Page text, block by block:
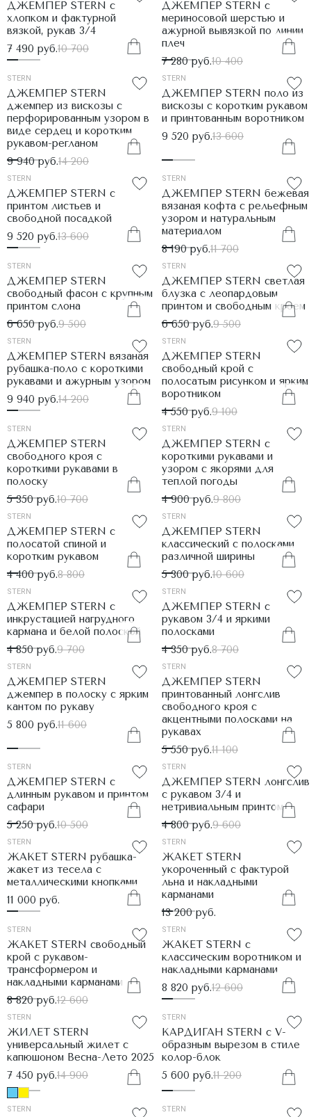
ДЖЕМПЕР STERN с
хлопком и фактурной
вязкой, рукав 3/4
7 490 руб.10 700
ДЖЕМПЕР STERN с
мериносовой шерстью и
ажурной вывязкой по линии
плеч
7 280 руб.10 400
STERN
ДЖЕМПЕР STERN
джемпер из вискозы с
перфорированным узором в
виде сердец и коротким
рукавом-регланом
9 940 руб.14 200
STERN
ДЖЕМПЕР STERN поло из
вискозы с коротким рукавом
и принтованным воротником
9 520 руб.13 600
STERN
ДЖЕМПЕР STERN с
принтом листьев и
свободной посадкой
9 520 руб.13 600
STERN
ДЖЕМПЕР STERN бежевая
вязаная кофта с рельефным
узором и натуральным
материалом
8 190 руб.11 700
STERN
ДЖЕМПЕР STERN
свободный фасон с крупным
принтом слона
6 650 руб.9 500
STERN
ДЖЕМПЕР STERN светлая
блузка с леопардовым
принтом и свободным кроем
6 650 руб.9 500
STERN
ДЖЕМПЕР STERN вязаная
рубашка-поло с короткими
рукавами и ажурным узором
9 940 руб.14 200
STERN
ДЖЕМПЕР STERN
свободный крой с
полосатым рисунком и ярким
воротником
4 550 руб.9 100
STERN
ДЖЕМПЕР STERN
свободного кроя с
короткими рукавами в
полоску
5 350 руб.10 700
STERN
ДЖЕМПЕР STERN с
короткими рукавами и
узором с якорями для
теплой погоды
4 900 руб.9 800
STERN
ДЖЕМПЕР STERN с
полосатой спиной и
коротким рукавом
4 400 руб.8 800
STERN
ДЖЕМПЕР STERN
классический с полосками
различной ширины
5 300 руб.10 600
STERN
ДЖЕМПЕР STERN с
инкрустацией нагрудного
кармана и белой полоской
4 850 руб.9 700
STERN
ДЖЕМПЕР STERN с
рукавом 3/4 и яркими
полосками
4 350 руб.8 700
STERN
ДЖЕМПЕР STERN
джемпер в полоску с ярким
кантом по рукаву
5 800 руб.11 600
STERN
ДЖЕМПЕР STERN
принтованный лонгслив
свободного кроя с
акцентными полосками на
рукавах
5 550 руб.11 100
STERN
ДЖЕМПЕР STERN с
длинным рукавом и принтом
сафари
5 250 руб.10 500
STERN
ДЖЕМПЕР STERN лонгслив
с рукавом 3/4 и
нетривиальным принтом
4 800 руб.9 600
STERN
ЖАКЕТ STERN рубашка-
жакет из тесела с
металлическими кнопками
11 000 руб.
STERN
ЖАКЕТ STERN
укороченный с фактурой
льна и накладными
карманами
13 200 руб.
STERN
ЖАКЕТ STERN свободный
крой с рукавом-
трансформером и
накладными карманами
8 820 руб.12 600
STERN
ЖАКЕТ STERN с
классическим воротником и
накладными карманами
8 820 руб.12 600
STERN
ЖИЛЕТ STERN
универсальный жилет с
капюшоном Весна-Лето 2025
7 450 руб.14 900
STERN
КАРДИГАН STERN с V-
образным вырезом в стиле
колор-блок
5 600 руб.11 200
STERN STERN